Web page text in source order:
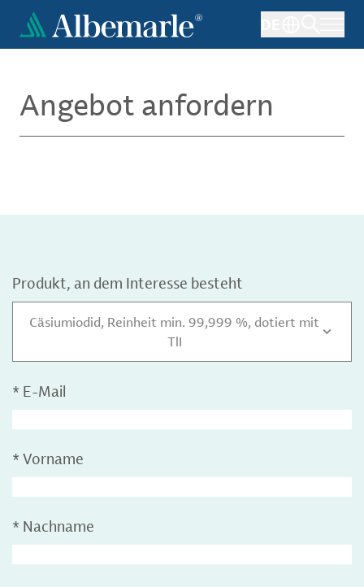
Direkt
zum
Inhalt
Angebot anfordern
Produkt, an dem Interesse besteht
Cäsiumiodid, Reinheit min. 99,999 %, dotiert mit
TlI
* E-Mail
* Vorname
* Nachname